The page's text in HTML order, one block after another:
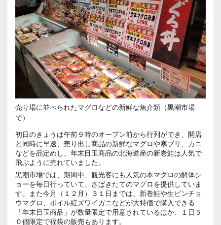
売り場に並べられたマグロなどの新鮮な魚介類（黒潮市場
で）
初日のきょうは午前９時のオープン前から行列ができ、開店
と同時に早速、売り出し商品の新鮮なマグロや寒ブリ、カニ
などを品定めし、年末目玉商品の北海道産の新巻鮭は人気で
飛ぶように売れていました。
黒潮市場では、期間中、観光客にも人気の本マグロの解体シ
ョーを毎日行っていて、さばきたてのマグロを提供していま
す。また今月（１２月）３１日までは、新巻鮭や生ビンチョ
ウマグロ、ボイル紅ズワイガニなどが大特価で購入できる
「年末目玉商品」が数量限定で用意されているほか、１日５
０個限定で福袋の販売もあります。